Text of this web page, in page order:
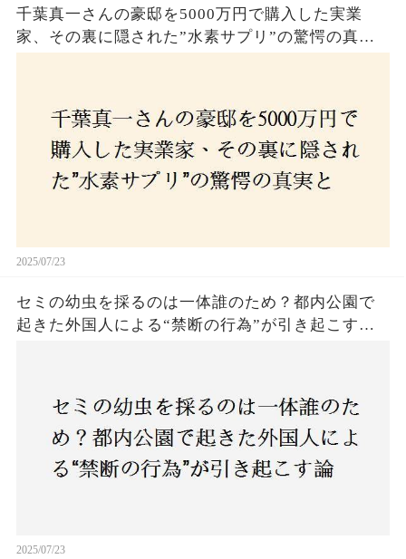
千葉真一さんの豪邸を5000万円で購入した実業
家、その裏に隠された”水素サプリ”の驚愕の真実
2025/07/23
セミの幼虫を採るのは一体誰のため？都内公園で
起きた外国人による“禁断の行為”が引き起こす論
2025/07/23